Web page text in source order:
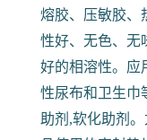
熔胶、压敏胶、
性好、无色、无
好的相溶性。应
性尿布和卫生巾
助剂,软化助剂